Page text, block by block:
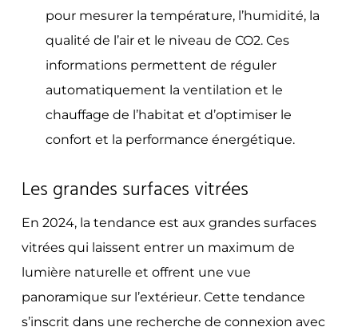
pour mesurer la température, l’humidité, la
qualité de l’air et le niveau de CO2. Ces
informations permettent de réguler
automatiquement la ventilation et le
chauffage de l’habitat et d’optimiser le
confort et la performance énergétique.
Les grandes surfaces vitrées
En 2024, la tendance est aux grandes surfaces
vitrées qui laissent entrer un maximum de
lumière naturelle et offrent une vue
panoramique sur l’extérieur. Cette tendance
s’inscrit dans une recherche de connexion avec